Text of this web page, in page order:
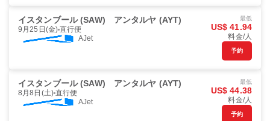
イスタンブール (SAW) アンタルヤ (AYT)
9月25日(金) 直行便
AJet
最低
US$ 41.94
料金/人
予約
イスタンブール (SAW) アンタルヤ (AYT)
8月8日(土) 直行便
AJet
最低
US$ 44.38
料金/人
予約